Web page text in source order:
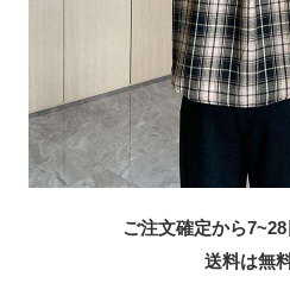
ご注文確定から
送料は無